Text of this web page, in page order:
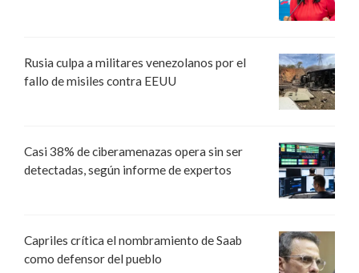
Rusia culpa a militares venezolanos por el
fallo de misiles contra EEUU
Casi 38% de ciberamenazas opera sin ser
detectadas, según informe de expertos
Capriles crítica el nombramiento de Saab
como defensor del pueblo